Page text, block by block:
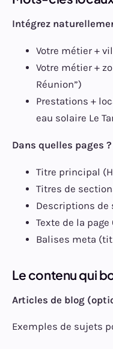
Intégrez
Votre métier +
Votre métier +
Réunion”)
Prestations +
eau solaire Le
Dans quelles pages ?
Titre principal
Titres de
Descriptions de
Texte de la page
Balises meta
Le contenu qui
Articles de blog
Exemples de sujets